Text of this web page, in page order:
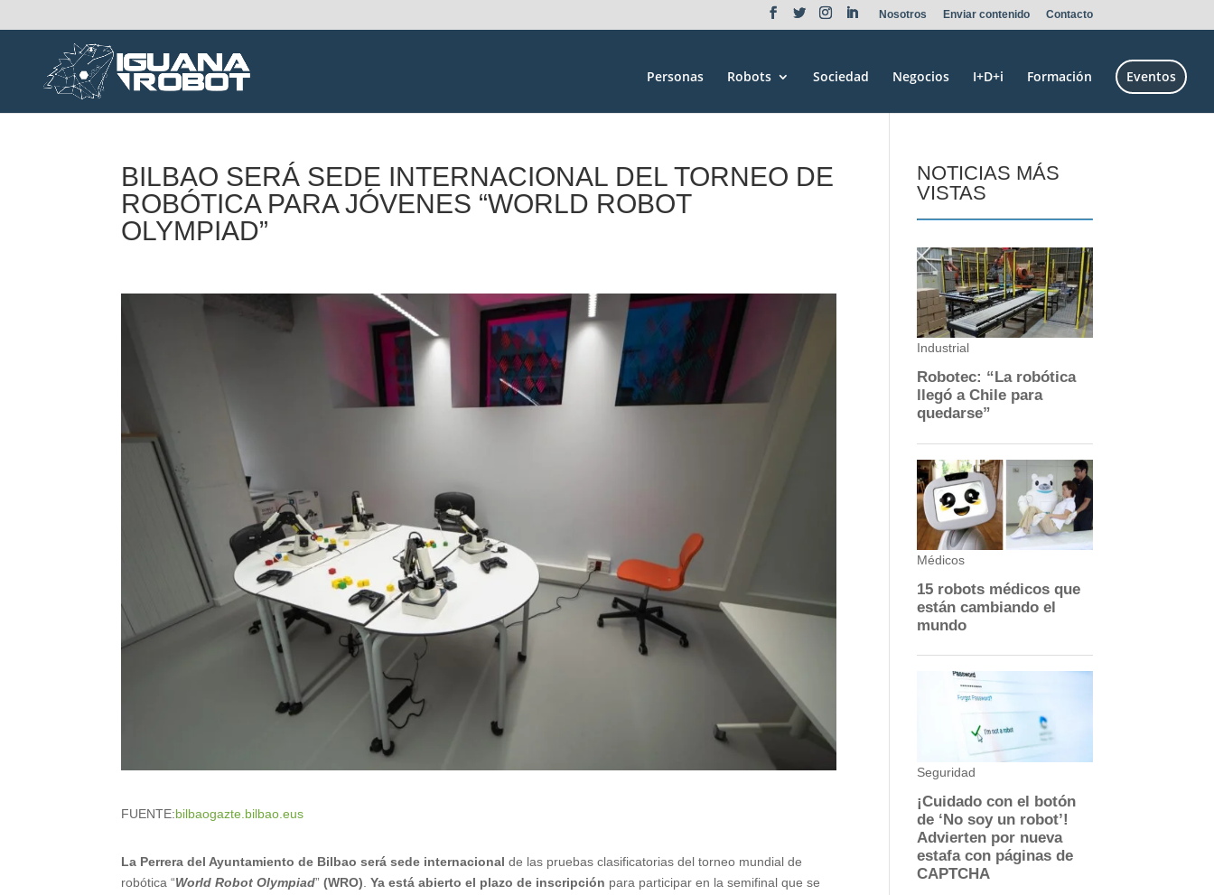
Nosotros Enviar contenido Contacto
Personas Robots Sociedad Negocios I+D+i Formación Eventos
BILBAO SERÁ SEDE INTERNACIONAL DEL TORNEO DE
ROBÓTICA PARA JÓVENES “WORLD ROBOT
OLYMPIAD”
FUENTE:bilbaogazte.bilbao.eus
La Perrera del Ayuntamiento de Bilbao será sede internacional de las pruebas clasificatorias del torneo mundial de
robótica “World Robot Olympiad”(WRO).Ya está abierto el plazo de inscripción para participar en la semifinal que se
NOTICIAS MÁS
VISTAS